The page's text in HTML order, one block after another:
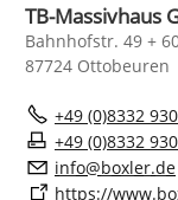
TB-Massivhaus
Bahnhofstr. 49 +
87724 Ottobeuren
+49 (0)8332
+49 (0)8332
nf
b xl r d
https://